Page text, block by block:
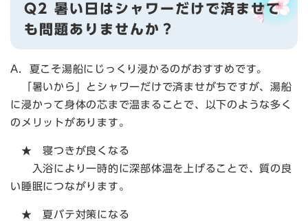
Q2 暑い日はシャワーだけで済ませて
も問題ありませんか？
A．夏こそ湯船にじっくり浸かるのがおすすめです。
「暑いから」とシャワーだけで済ませがちですが、湯船
に浸かって身体の芯まで温まることで、以下のような多く
のメリットがあります。
★ 寝つきが良くなる
入浴により一時的に深部体温を上げることで、質の良
い睡眠につながります。
★ 夏バテ対策になる